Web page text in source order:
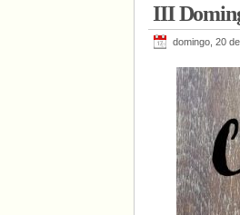
III
domingo, 20